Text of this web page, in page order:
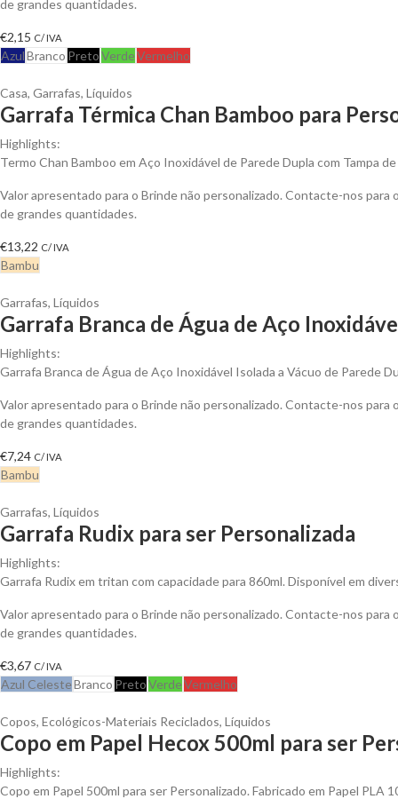
de grandes quantidades.
€2,15 C/ IVA
AzulBranco PretoVerdeVermelho
Casa, Garrafas, Líquidos
Garrafa Térmica Chan Bamboo para
Highlights:
Termo Chan Bamboo em Aço Inoxidável de Parede Dupla com Tampa
Valor apresentado para o Brinde não personalizado. Contacte-nos
de grandes quantidades.
€13,22 C/ IVA
Bambu
Garrafas, Líquidos
Garrafa Branca de Água de Aço
Highlights:
Garrafa Branca de Água de Aço Inoxidável Isolada a Vácuo de Parede
Valor apresentado para o Brinde não personalizado. Contacte-nos
de grandes quantidades.
€7,24 C/ IVA
Bambu
Garrafas, Líquidos
Garrafa Rudix para ser Personalizada
Highlights:
Garrafa Rudix em tritan com capacidade para 860ml. Disponível em
Valor apresentado para o Brinde não personalizado. Contacte-nos
de grandes quantidades.
€3,67 C/ IVA
Azul CelesteBranco PretoVerdeVermelho
Copos, Ecológicos-Materiais Reciclados, Líquidos
Copo em Papel Hecox 500ml para ser
Highlights:
Copo em Papel 500ml para ser Personalizado. Fabricado em Papel PLA